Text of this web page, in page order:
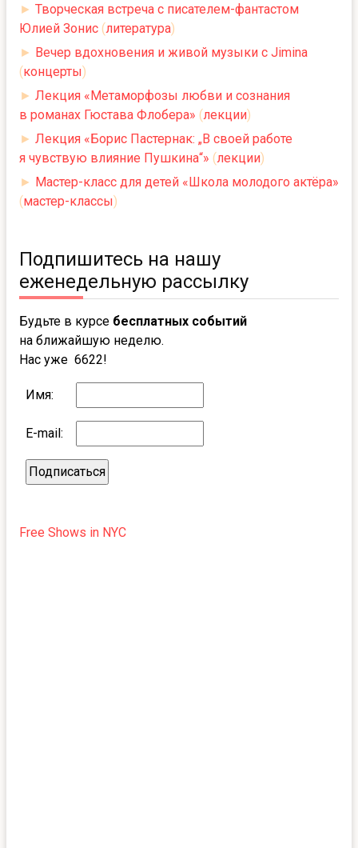
► Творческая встреча с писателем-фантастом
Юлией Зонис (литература)
► Вечер вдохновения и живой музыки с Jimina
(концерты)
► Лекция «Метаморфозы любви и сознания
в романах Гюстава Флобера» (лекции)
► Лекция «Борис Пастернак: „В своей работе
я чувствую влияние Пушкина“» (лекции)
► Мастер-класс для детей «Школа молодого актёра»
(мастер-классы)
Подпишитесь на нашу
еженедельную рассылку
Будьте в курсе бесплатных событий
на ближайшую неделю.
Нас уже 6622!
Имя:
E-mail:
Free Shows in NYC